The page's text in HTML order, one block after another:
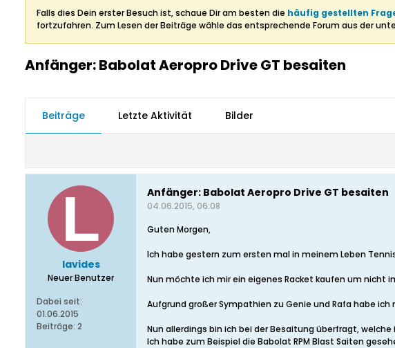
Falls dies Dein erster Besuch ist, schaue Dir am besten die häufig gestellten
fortzufahren. Zum Lesen der Beiträge wähle das entsprechende Forum aus der
Anfänger: Babolat Aeropro Drive GT besaiten
Beiträge Letzte Aktivität Bilder
lavides
Neuer Benutzer
Dabei seit:
01.06.2015
Beiträge: 2
Anfänger: Babolat Aeropro Drive GT besaiten
04.06.2015, 06:08
Guten Morgen,
Ich habe gestern zum ersten mal in meinem Leben
Nun möchte ich mir ein eigenes Racket kaufen um nicht
Aufgrund großer Sympathien zu Genie und Rafa habe
Nun allerdings bin ich bei der Besaitung überfragt,
Ich habe zum Beispiel die Babolat RPM Blast Saiten